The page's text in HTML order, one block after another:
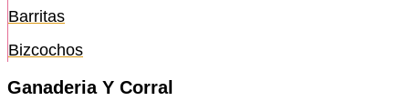
Barritas
Bizcochos
Ganaderia Y Corral